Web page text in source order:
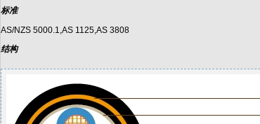
标准
AS/NZS 5000.1,AS 1125,AS 3808
结构